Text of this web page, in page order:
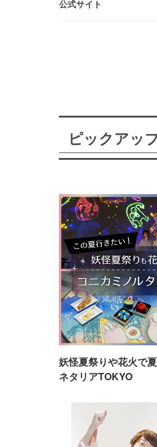
公式サイト
ピックアッ
妖怪夏祭りや花火で
ネタリアTOKYO